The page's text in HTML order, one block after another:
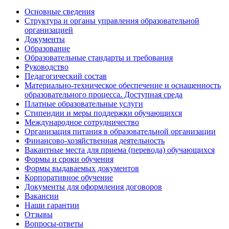
Основные сведения
Структура и органы управления образовательной
организацией
Документы
Образование
Образовательные стандарты и требования
Руководство
Педагогический состав
Материально-техническое обеспечение и оснащенность
образовательного процесса. Доступная среда
Платные образовательные услуги
Стипендии и меры поддержки обучающихся
Международное сотрудничество
Организация питания в образовательной организации
Финансово-хозяйственная деятельность
Вакантные места для приема (перевода) обучающихся
Формы и сроки обучения
Формы выдаваемых документов
Корпоративное обучение
Документы для оформления договоров
Вакансии
Наши гарантии
Отзывы
Вопросы-ответы